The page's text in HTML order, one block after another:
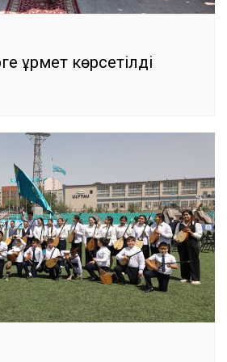
құрмет көрсетілді